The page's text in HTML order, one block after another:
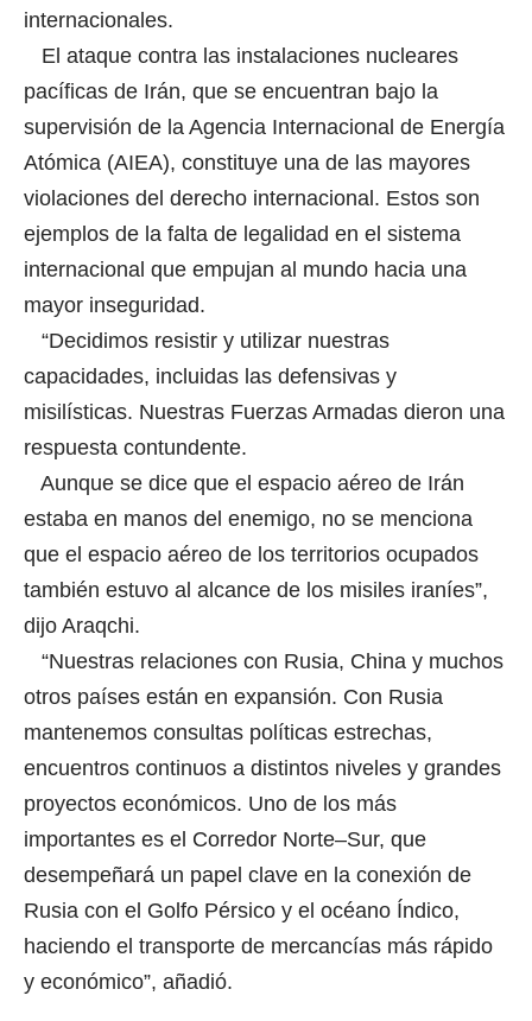
internacionales.
El ataque contra las instalaciones nucleares
pacíficas de Irán, que se encuentran bajo la
supervisión de la Agencia Internacional de Energía
Atómica (AIEA), constituye una de las mayores
violaciones del derecho internacional. Estos son
ejemplos de la falta de legalidad en el sistema
internacional que empujan al mundo hacia una
mayor inseguridad.
“Decidimos resistir y utilizar nuestras
capacidades, incluidas las defensivas y
misilísticas. Nuestras Fuerzas Armadas dieron una
respuesta contundente.
Aunque se dice que el espacio aéreo de Irán
estaba en manos del enemigo, no se menciona
que el espacio aéreo de los territorios ocupados
también estuvo al alcance de los misiles iraníes”,
dijo Araqchi.
“Nuestras relaciones con Rusia, China y muchos
otros países están en expansión. Con Rusia
mantenemos consultas políticas estrechas,
encuentros continuos a distintos niveles y grandes
proyectos económicos. Uno de los más
importantes es el Corredor Norte–Sur, que
desempeñará un papel clave en la conexión de
Rusia con el Golfo Pérsico y el océano Índico,
haciendo el transporte de mercancías más rápido
y económico”, añadió.